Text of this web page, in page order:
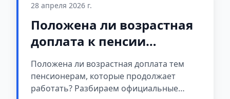
28 апреля 2026 г.
Положена ли возрастная
доплата к пенсии
работающему
пенсионеру, достигшему
75 лет?
Положена ли возрастная доплата тем
пенсионерам, которые продолжает
работать? Разбираем официальные